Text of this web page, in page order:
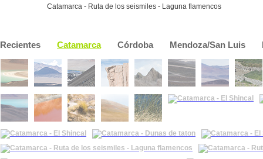
Catamarca - Ruta de los seismiles - Laguna flamencos
Recientes Catamarca Córdoba Mendoza/San Luis